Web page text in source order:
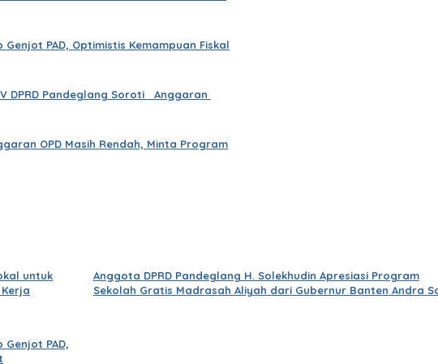
PAD, Optimistis Kemampuan Fiskal
DPRD Pandeglang Soroti Anggaran
OPD Masih Rendah, Minta Program
untuk
Anggota DPRD Pandeglang H. Solekhudin Apresiasi Program
Sekolah Gratis Madrasah Aliyah dari Gubernur Banten Andra
PAD,